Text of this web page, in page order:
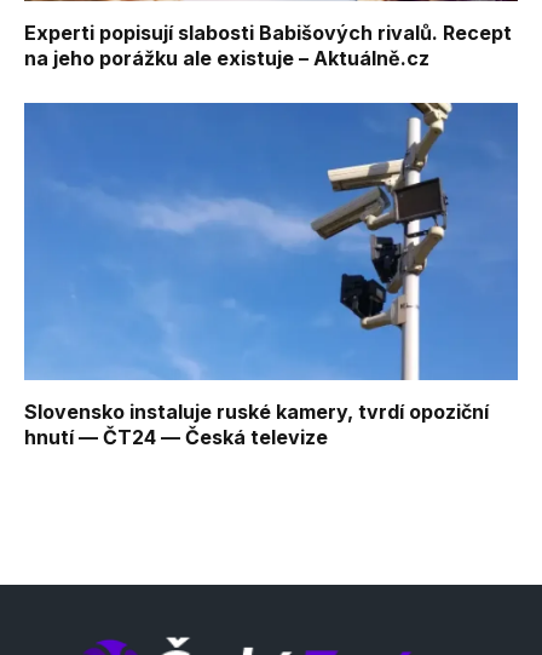
Experti popisují slabosti Babišových rivalů. Recept
na jeho porážku ale existuje – Aktuálně.cz
Slovensko instaluje ruské kamery, tvrdí opoziční
hnutí — ČT24 — Česká televize